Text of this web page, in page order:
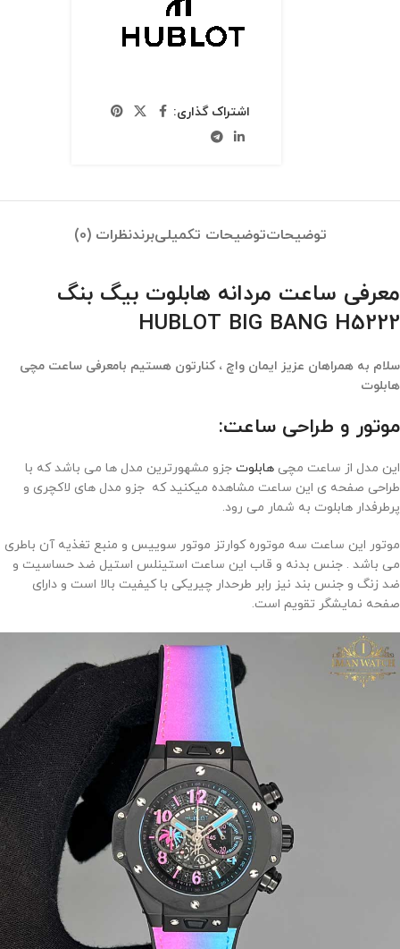
اشتراک گذاری:
توضیحاتتوضیحات تکمیلیبرندنظرات (0)
معرفی ساعت مردانه هابلوت بیگ بنگ
HUBLOT BIG BANG H5222
سلام به همراهان عزیز ایمان واچ ، کنارتون هستیم بامعرفی ساعت مچی
هابلوت
موتور و طراحی ساعت:
این مدل از ساعت مچی هابلوت جزو مشهورترین مدل ها می باشد که با
طراحی صفحه ی این ساعت مشاهده میکنید که جزو مدل های لاکچری و
پرطرفدار هابلوت به شمار می رود.
موتور این ساعت سه موتوره کوارتز موتور سوییس و منبع تغذیه آن باطری
می باشد . جنس بدنه و قاب این ساعت استینلس استیل ضد حساسیت و
ضد زنگ و جنس بند نیز رابر طرحدار چیریکی با کیفیت بالا است و دارای
صفحه نمایشگر تقویم است.